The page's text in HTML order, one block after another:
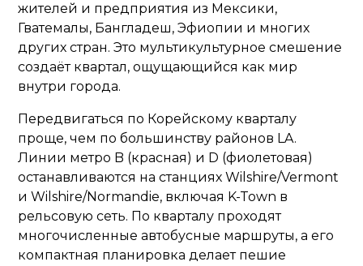
жителей и предприятия из Мексики,
Гватемалы, Бангладеш, Эфиопии и многих
других стран. Это мультикультурное смешение
создаёт квартал, ощущающийся как мир
внутри города.
Передвигаться по Корейскому кварталу
проще, чем по большинству районов LA.
Линии метро B (красная) и D (фиолетовая)
останавливаются на станциях Wilshire/Vermont
и Wilshire/Normandie, включая K-Town в
рельсовую сеть. По кварталу проходят
многочисленные автобусные маршруты, а его
компактная планировка делает пешие